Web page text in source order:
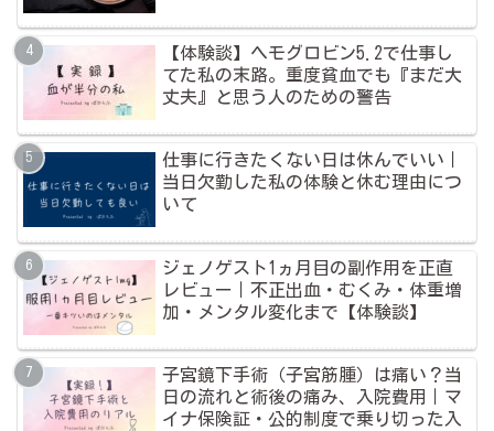
【体験談】ヘモグロビン5.2で仕事し
てた私の末路。重度貧血でも『まだ大
丈夫』と思う人のための警告
仕事に行きたくない日は休んでいい｜
当日欠勤した私の体験と休む理由につ
いて
ジェノゲスト1ヵ月目の副作用を正直
レビュー｜不正出血・むくみ・体重増
加・メンタル変化まで【体験談】
子宮鏡下手術（子宮筋腫）は痛い？当
日の流れと術後の痛み、入院費用｜マ
イナ保険証・公的制度で乗り切った入